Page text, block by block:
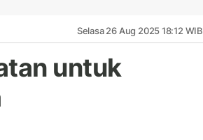
Selasa 26 Aug 2025 18:12 WIB
untuk